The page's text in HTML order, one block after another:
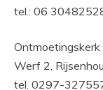
tel.: 06
Ontmoetingskerk
Werf 2,
tel. 0297-